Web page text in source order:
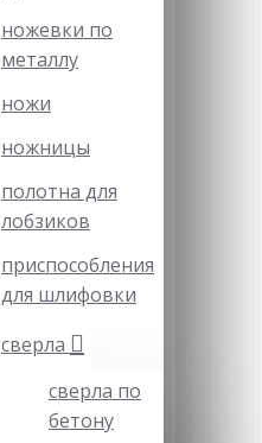
ножевки по
металлу
ножи
ножницы
полотна для
лобзиков
приспособления
для шлифовки
сверла
сверла по
бетону